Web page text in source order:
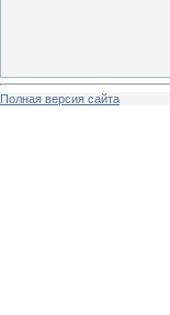
Полная версия сайта